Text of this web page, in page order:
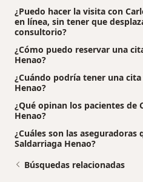
¿Puedo hacer la visita con
en línea, sin tener que
consultorio?
¿Cómo puedo reservar una
Henao?
¿Cuándo podría tener una
Henao?
¿Qué opinan los pacientes de
Henao?
¿Cuáles son las aseguradoras
Saldarriaga Henao?
Búsquedas relacionadas